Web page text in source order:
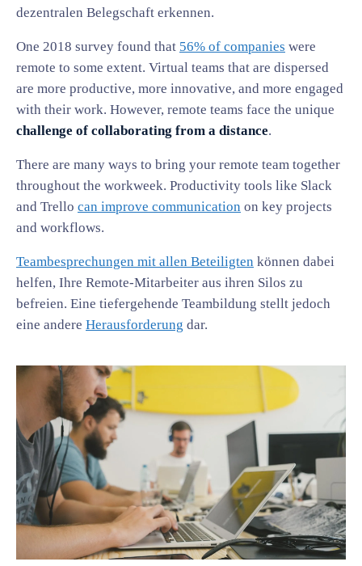
dezentralen Belegschaft erkennen.
One 2018 survey found that 56% of companies were
remote to some extent. Virtual teams that are dispersed
are more productive, more innovative, and more engaged
with their work. However, remote teams face the unique
challenge of collaborating from a distance.
There are many ways to bring your remote team together
throughout the workweek. Productivity tools like Slack
and Trello can improve communication on key projects
and workflows.
Teambesprechungen mit allen Beteiligten können dabei
helfen, Ihre Remote-Mitarbeiter aus ihren Silos zu
befreien. Eine tiefergehende Teambildung stellt jedoch
eine andere Herausforderung dar.